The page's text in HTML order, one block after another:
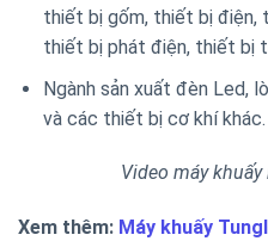
thiết bị gốm, thiết bị điện,
thiết bị phát điện, thiết bị
Ngành sản xuất đèn Led,
và các thiết bị cơ khí khác.
Video máy
Xem thêm: Máy khuấy